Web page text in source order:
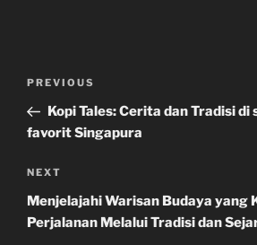
Previous
Post
PREVIOUS
Kopi Tales: Cerita dan Tradisi
favorit Singapura
Next
Post
NEXT
Menjelajahi Warisan Budaya yang
Perjalanan Melalui Tradisi dan